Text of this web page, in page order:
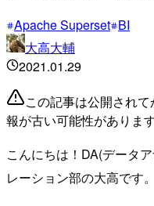
Apache Superset BI
大高大輔
2021.01.29
この記事は公開され
報が古い可能性がありま
こんにちは！DA(データ
レーション部の大高です。